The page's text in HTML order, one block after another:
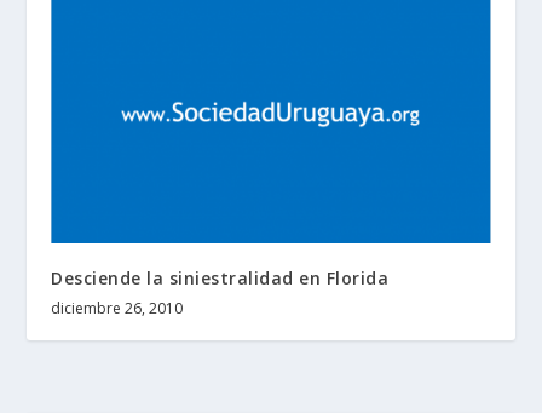
Desciende la siniestralidad en Florida
diciembre 26, 2010